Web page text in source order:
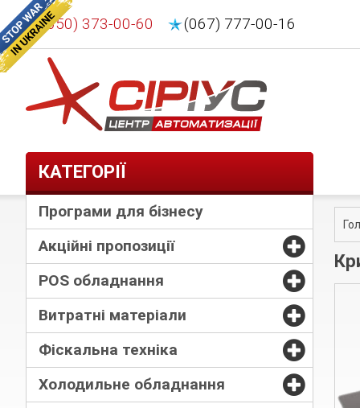
(050) 373-00-60 (067) 777-00-16
КАТЕГОРІЇ
Програми для бізнесу
Акційні пропозиції
POS обладнання
Витратні матеріали
Фіскальна техніка
Холодильне обладнання